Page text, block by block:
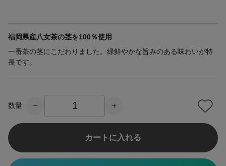
福岡県産八女茶の茎を100％使用
一番茶の茎にこだわりました。緑鮮やかな旨みのある味わいが特
長です。
数量
カートに入れる